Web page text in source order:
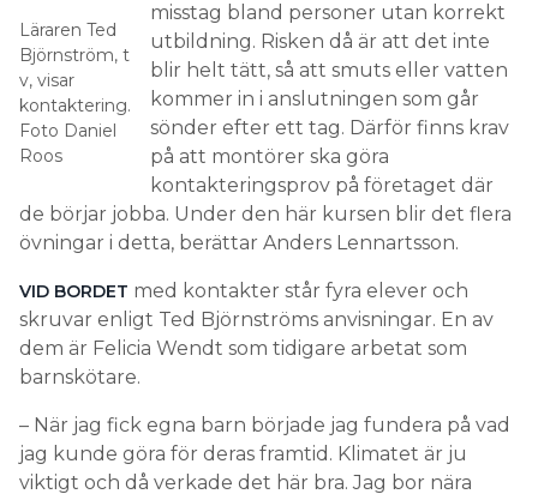
Läraren Ted
Björnström, t
v, visar
kontaktering.
Foto Daniel
Roos
misstag bland personer utan korrekt
utbildning. Risken då är att det inte
blir helt tätt, så att smuts eller vatten
kommer in i anslutningen som går
sönder efter ett tag. Därför finns krav
på att montörer ska göra
kontakteringsprov på företaget där
de börjar jobba. Under den här kursen blir det flera
övningar i detta, berättar Anders Lennartsson.
VID BORDET med kontakter står fyra elever och
skruvar enligt Ted Björnströms anvisningar. En av
dem är Felicia Wendt som tidigare arbetat som
barnskötare.
– När jag fick egna barn började jag fundera på vad
jag kunde göra för deras framtid. Klimatet är ju
viktigt och då verkade det här bra. Jag bor nära